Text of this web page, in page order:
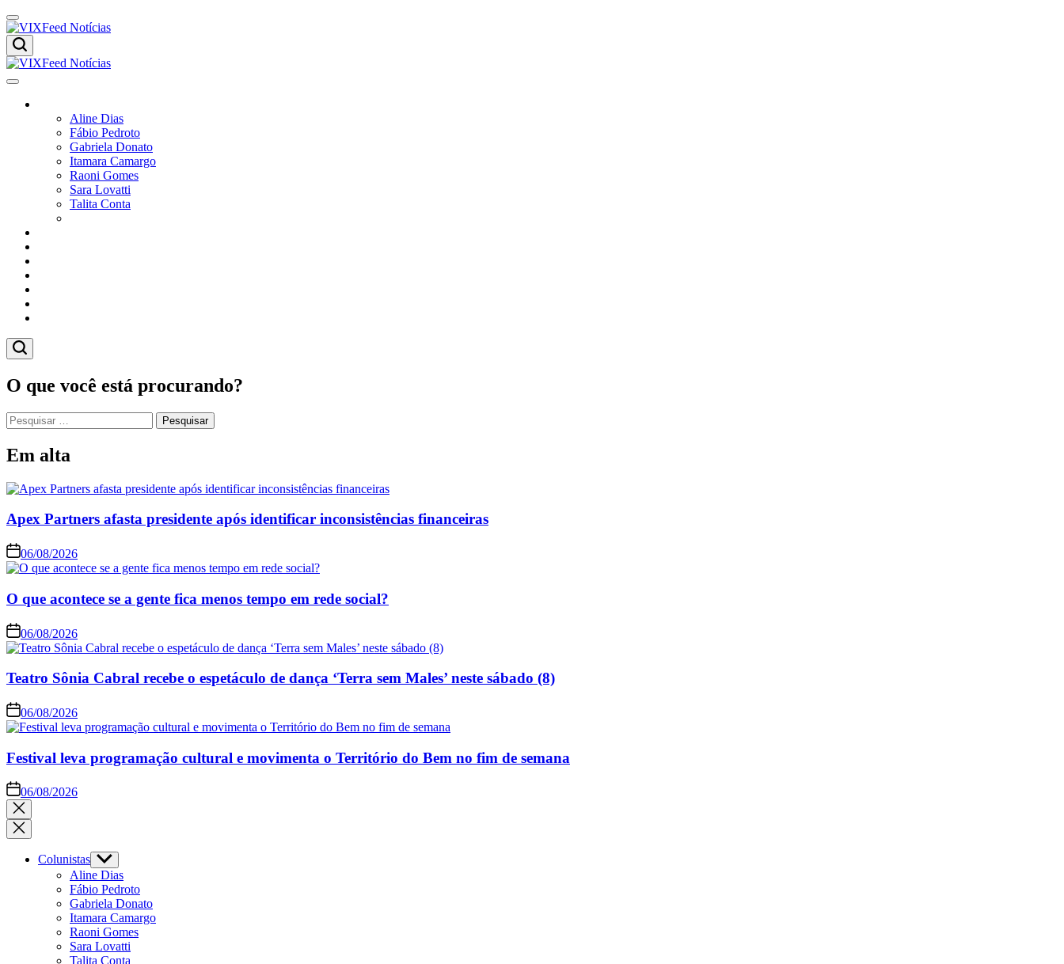
Skip
to
content
VIXFeed
Notícias
VIXFeed
NotíciasAline Dias
Fábio Pedroto
Gabriela Donato
Itamara Camargo
Raoni Gomes
Sara Lovatti
Talita Conta
O que você está procurando?
Pesquisar
por:
Em alta
Apex Partners afasta presidente após identificar inconsistências financeiras
06/08/2026
O que acontece se a gente fica menos tempo em rede social?
06/08/2026
Teatro Sônia Cabral recebe o espetáculo de dança ‘Terra sem Males’ neste sábado (8)
06/08/2026
Festival leva programação cultural e movimenta o Território do Bem no fim de semana
06/08/2026
Close
search
Colunistas Show
sub
menu
Aline Dias
Fábio Pedroto
Gabriela Donato
Itamara Camargo
Raoni Gomes
Sara Lovatti
Talita Conta